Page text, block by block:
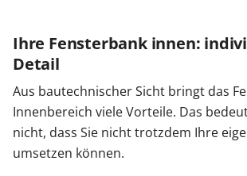
Ihre Fensterbank innen:
Detail
Aus bautechnischer Sicht bringt das
Innenbereich viele Vorteile. Das
nicht, dass Sie nicht trotzdem Ihre
umsetzen können.